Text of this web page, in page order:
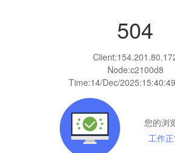
504
Client:
Node:c2100d8
Time:14/Dec/
您的浏
工作